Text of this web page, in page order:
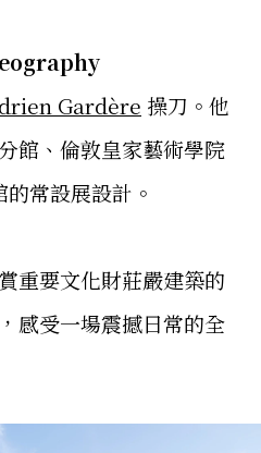
Gardère 操刀。他
館、倫敦皇家藝術學院
常設展設計。
重要文化財莊嚴建築的
感受一場震撼日常的全